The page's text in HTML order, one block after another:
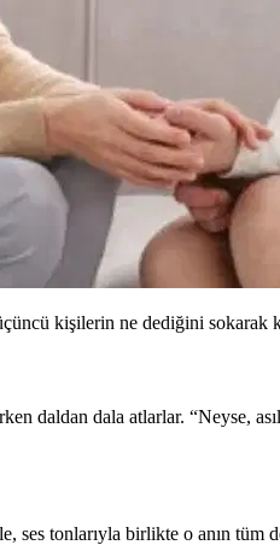
kişilerin ne dediğini sokarak
daldan dala atlarlar. “Neyse,
tonlarıyla birlikte o anın tüm